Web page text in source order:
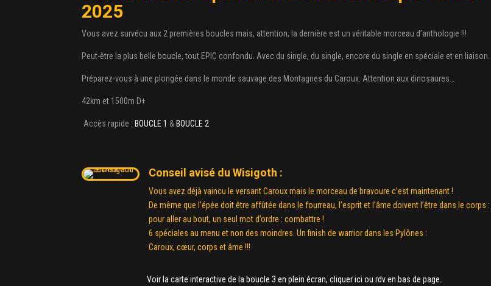
2025
Vous avez survécu aux 2 premières boucles mais, attention, la dernière est un véritable morceau d’anthologie !!!
Peut-être la plus belle boucle, tout EPIC confondu. Avec du single, du single, encore du single en spéciale et en liaison.
Préparez-vous à une plongée dans le monde sauvage des Montagnes du Caroux. Attention aux dinosaures…
42km et 1500m D+
Accès rapide : BOUCLE 1 & BOUCLE 2
Conseil avisé du Wisigoth :
Vous avez déjà vaincu le versant Caroux mais le morceau de bravoure c’est maintenant !
De même que l’épée doit être affûtée dans le fourreau, l’esprit et l’âme doivent l’être dans le corps :
pour aller au bout, un seul mot d’ordre : combattre !
6 spéciales au menu et non des moindres. Un finish de warrior dans les Pylônes :
Caroux, cœur, corps et âme !!!
Voir la carte interactive de la boucle 3 en plein écran, cliquer ici ou rdv en bas de page.